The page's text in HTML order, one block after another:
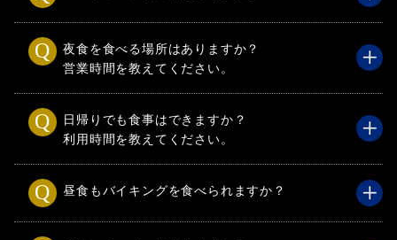
夜食を食べる場所はありますか？
営業時間を教えてください。
日帰りでも食事はできますか？
利用時間を教えてください。
昼食もバイキングを食べられますか？